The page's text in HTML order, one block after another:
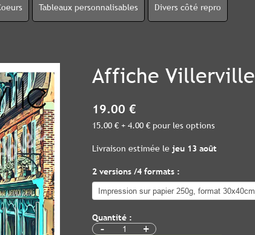
Tableaux personnalisables Divers côté repro
Affiche Villerville
19.00 €
15.00 € + 4.00 € pour les options
Livraison estimée le jeu 13 août
2 versions /4 formats :
Quantité :
- +